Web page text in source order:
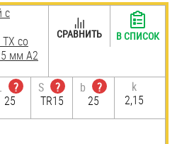
с
со
мм А2
?
25
S
?
TR15
b
?
25
k
2,15
СРАВНИТЬ В СПИСОК